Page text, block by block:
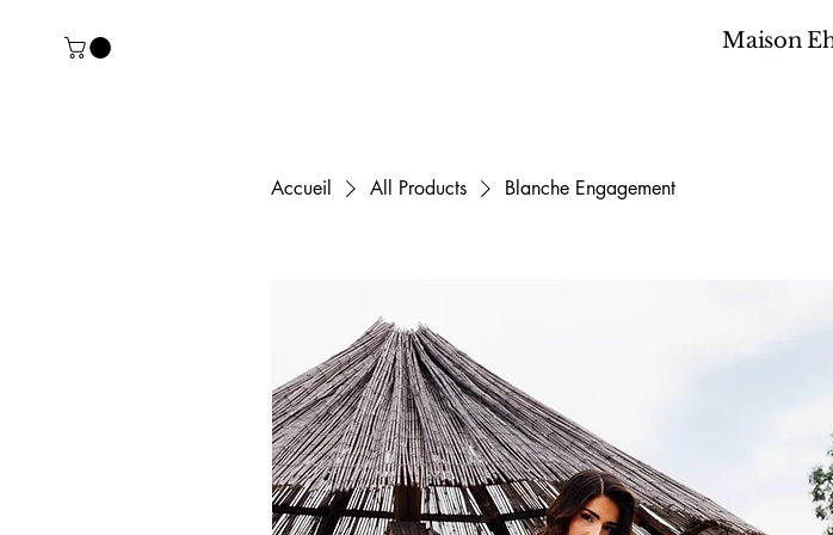
Maison
Accueil All Products Blanche Engagement